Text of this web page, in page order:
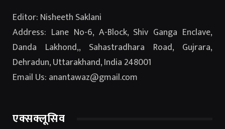
Editor: Nisheeth Saklani
Address: Lane No-6, A-Block, Shiv Ganga Enclave,
Danda Lakhond,, Sahastradhara Road, Gujrara,
Dehradun, Uttarakhand, India 248001
Email Us: anantawaz@gmail.com
एक्सक्लूसिव